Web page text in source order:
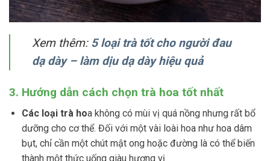
Xem thêm: 5 loại trà tốt cho người đau
dạ dày – làm dịu dạ dày hiệu quả
3. Hướng dẫn cách chọn trà hoa tốt nhất
Các loại trà hoa không có mùi vị quá nồng nhưng rất bổ
dưỡng cho cơ thể. Đối với một vài loài hoa như hoa dâm
bụt, chỉ cần một chút mật ong hoặc đường là có thể biến
thành một thức uống giàu hương vị.